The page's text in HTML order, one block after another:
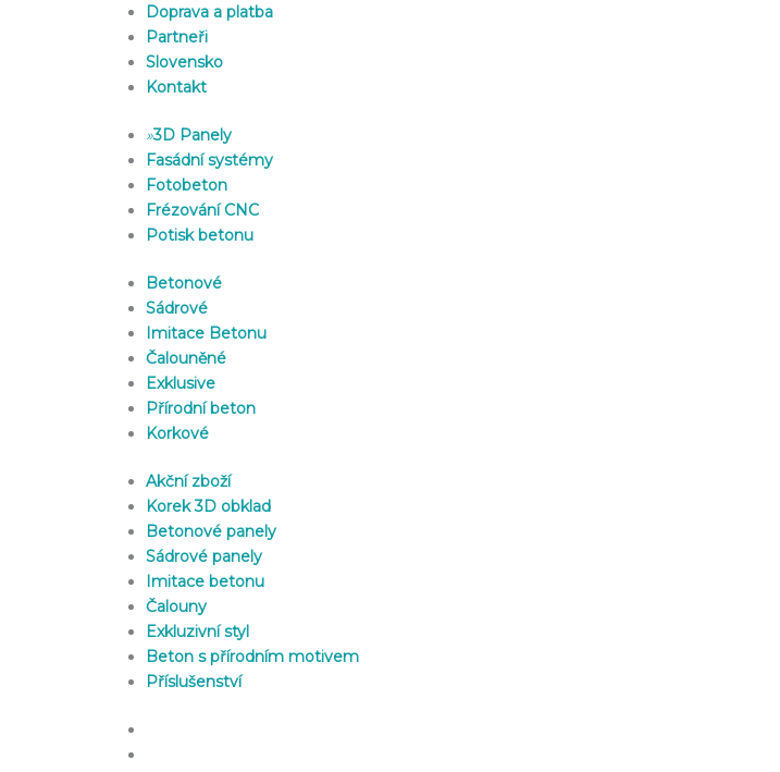
Doprava a platba
Partneři
Slovensko
Kontakt
»3D Panely
Fasádní systémy
Fotobeton
Frézování CNC
Potisk betonu
Betonové
Sádrové
Imitace Betonu
Čalouněné
Exklusive
Přírodní beton
Korkové
Akční zboží
Korek 3D obklad
Betonové panely
Sádrové panely
Imitace betonu
Čalouny
Exkluzivní styl
Beton s přírodním motivem
Příslušenství